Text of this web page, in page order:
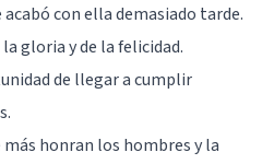
con ella demasiado tarde.
gloria y de la felicidad.
de llegar a cumplir
más honran los hombres y la